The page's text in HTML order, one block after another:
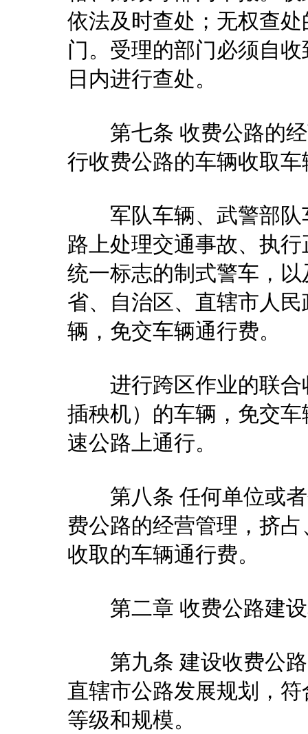
依法及时查处；无权查
门。受理的部门必须自
日内进行查处。
第七条 收费公路的经
行收费公路的车辆收取
军队车辆、武警部队
路上处理交通事故、执
统一标志的制式警车，
省、自治区、直辖市人
辆，免交车辆通行费。
进行跨区作业的联合
插秧机）的车辆，免交
速公路上通行。
第八条 任何单位或者
费公路的经营管理，挤
收取的车辆通行费。
第二章 收费公路建设
第九条 建设收费公路
直辖市公路发展规划，
等级和规模。